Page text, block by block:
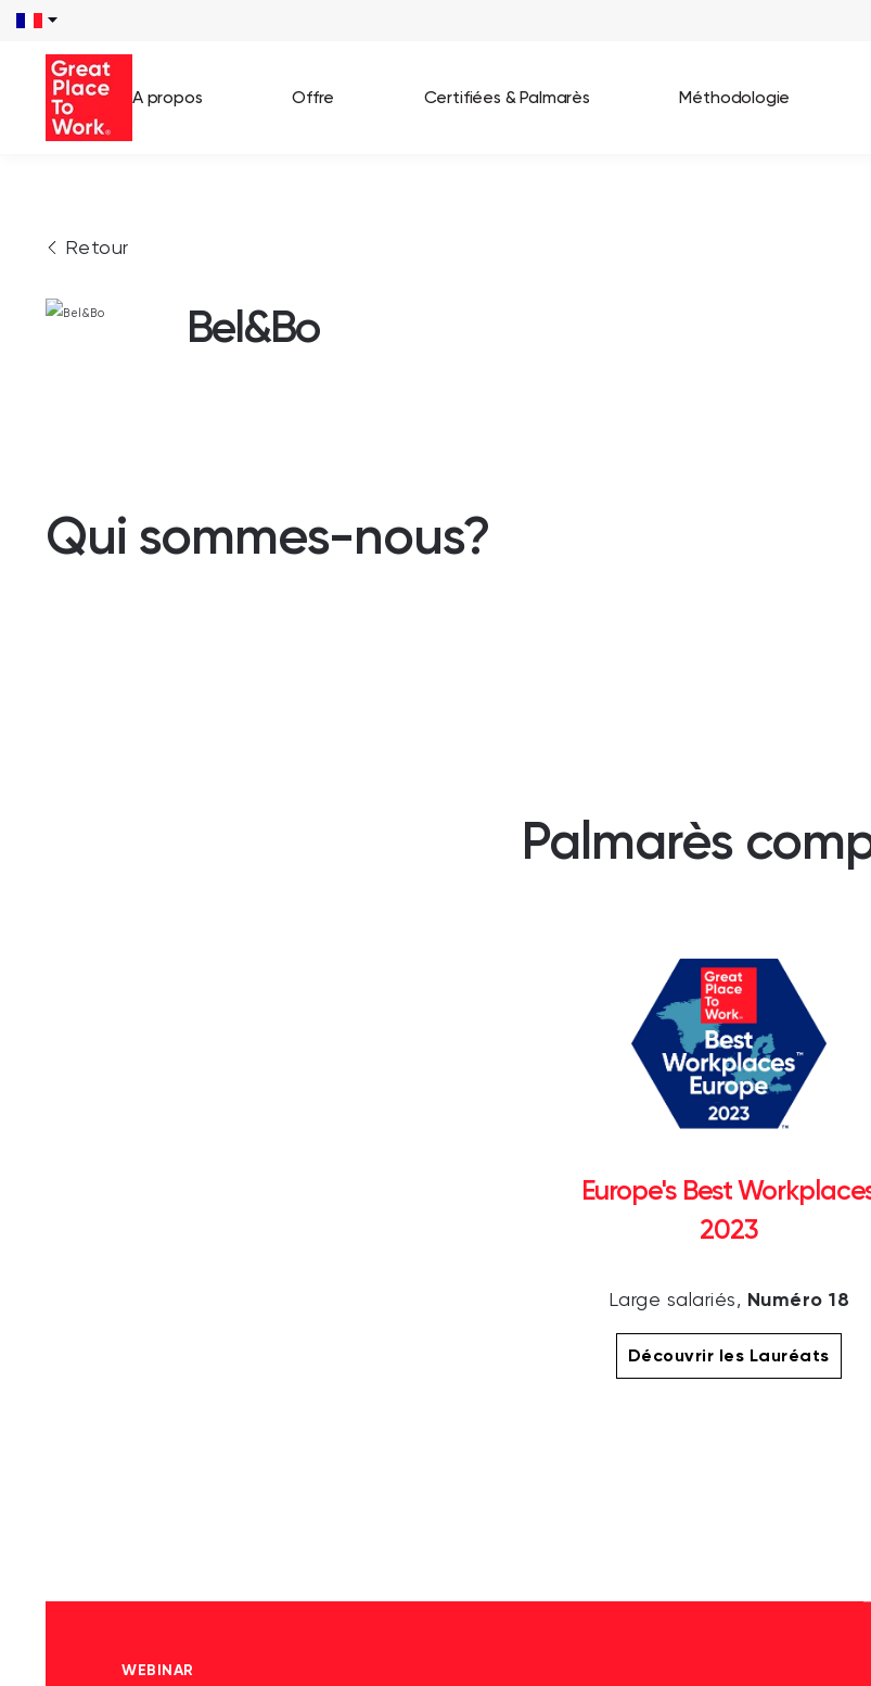
A propos Offre Certifiées & Palmarès Méthodologie
Retour
Bel&Bo
Qui sommes-nous?
Palmarès
Europe's Best
2023
Large salariés, Numéro 18
Découvrir les Lauréats
WEBINAR